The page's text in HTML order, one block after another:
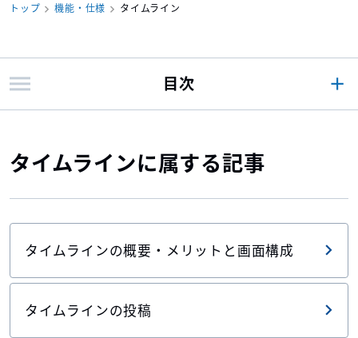
トップ 機能・仕様 タイムライン
タイムラインに属する記事
タイムラインの概要・メリットと画面構成
タイムラインの投稿
目次